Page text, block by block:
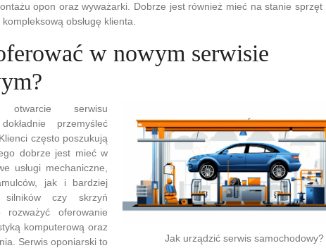
opon oraz wyważarki. Dobrze jest również mieć na stanie sprzęt
obsługę klienta.
w nowym serwisie
Jak urządzić serwis samochodowy?
serwisu
przemyśleć
często poszukują
dobrze jest mieć w
usługi mechaniczne,
jak i bardziej
silników czy skrzyń
rozważyć oferowanie
komputerową oraz
Serwis oponiarski to